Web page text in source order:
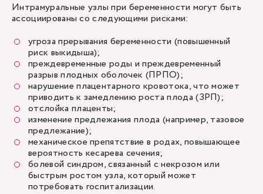
Интрамуральные узлы при беременности могут быть
ассоциированы со следующими рисками:
угроза прерывания беременности (повышенный
риск выкидыша);
преждевременные роды и преждевременный
разрыв плодных оболочек (ПРПО);
нарушение плацентарного кровотока, что может
приводить к замедлению роста плода (ЗРП);
отслойка плаценты;
изменение предлежания плода (например, тазовое
предлежание);
механическое препятствие в родах, повышающее
вероятность кесарева сечения;
болевой синдром, связанный с некрозом или
быстрым ростом узла, который может
потребовать госпитализации.